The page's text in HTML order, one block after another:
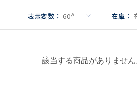
表示変数： 60件 在庫：
該当する商品がありません